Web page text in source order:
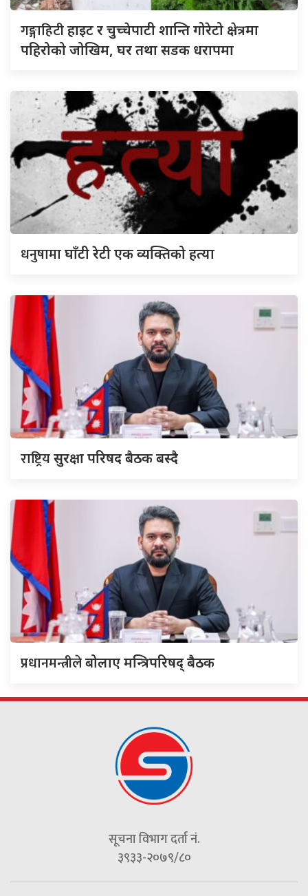
गङ्गाहिटीहाइट र चुच्चेपाटी शान्ति गोरेटो क्षेत्रमा
पहिरोको जोखिम, घर तथा सडक धरापमा
धनुषामाघाँटी रेटी एक व्यक्तिको हत्या
राष्ट्रियसुरक्षा परिषद बैठक बस्दै
प्रधानमन्त्रीलेबोलाए मन्त्रिपरिषद् बैठक
सूचना विभाग दर्ता नं.
३९३३-२०७९/८०